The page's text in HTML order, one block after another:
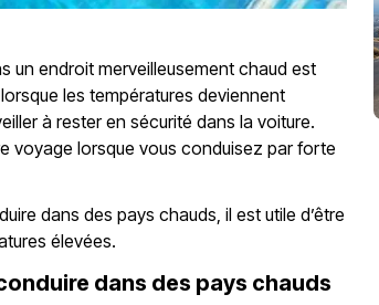
un endroit merveilleusement chaud est
les températures deviennent
à rester en sécurité dans la voiture.
voyage lorsque vous conduisez par forte
dans des pays chauds, il est utile d’être
élevées.
dans des pays chauds